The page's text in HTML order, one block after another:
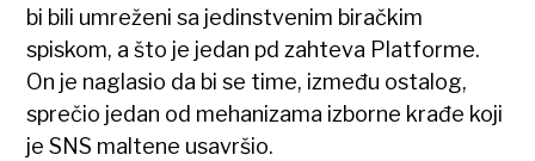
bi bili umreženi sa jedinstvenim biračkim
spiskom, a što je jedan pd zahteva Platforme.
On je naglasio da bi se time, između ostalog,
sprečio jedan od mehanizama izborne krađe koji
je SNS maltene usavršio.